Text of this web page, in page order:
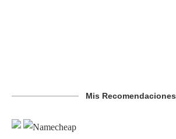
Mis Recomendaciones